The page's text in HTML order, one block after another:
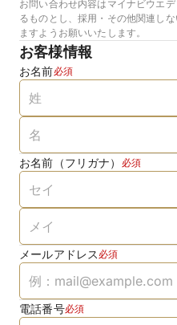
お問い合わせ内容はマイナビウエ
るものとし、採用・その他関連し
ますようお願いいたします。
お客様情報
お名前必須
お名前（フリガナ） 必須
メールアドレス 必須
電話番号必須